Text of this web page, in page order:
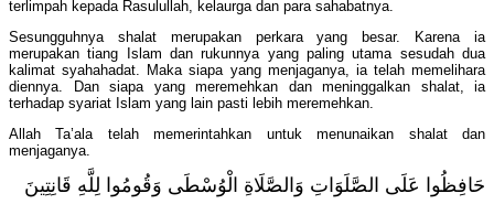
terlimpah kepada Rasulullah, kelaurga dan para sahabatnya.
Sesungguhnya shalat merupakan perkara yang besar. Karena ia
merupakan tiang Islam dan rukunnya yang paling utama sesudah dua
kalimat syahahadat. Maka siapa yang menjaganya, ia telah memelihara
diennya. Dan siapa yang meremehkan dan meninggalkan shalat, ia
terhadap syariat Islam yang lain pasti lebih meremehkan.
Allah Ta’ala telah memerintahkan untuk menunaikan shalat dan
menjaganya.
حَافِظُوا عَلَى الصَّلَوَاتِ وَالصَّلَاةِ الْوُسْطَى وَقُومُوا لِلَّهِ قَانِتِينَ